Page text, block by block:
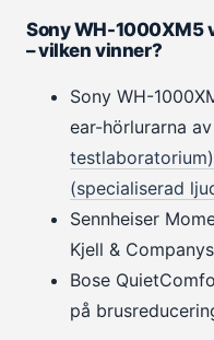
Sony WH-1000XM5
– vilken vinner?
Sony WH-
ear-hörlurarna av
testlaboratorium)
(specialiserad
Sennheiser
Kjell &
Bose
på